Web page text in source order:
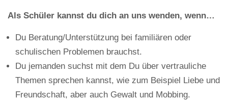
Als Schüler kannst du dich an uns wenden, wenn…
Du Beratung/Unterstützung bei familiären oder
schulischen Problemen brauchst.
Du jemanden suchst mit dem Du über vertrauliche
Themen sprechen kannst, wie zum Beispiel Liebe und
Freundschaft, aber auch Gewalt und Mobbing.